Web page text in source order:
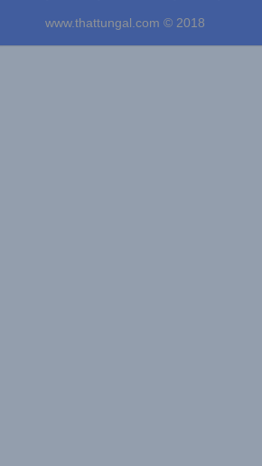
www.thattungal.com © 2018